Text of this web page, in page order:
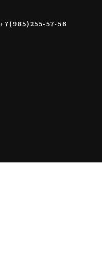
+7(985)255-57-56